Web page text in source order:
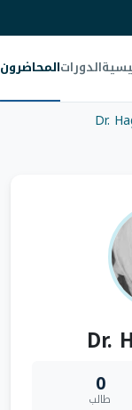
الدوراتالمحاضرون
Dr.
Dr.
0
طالب